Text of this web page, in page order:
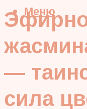
Меню
—
сила